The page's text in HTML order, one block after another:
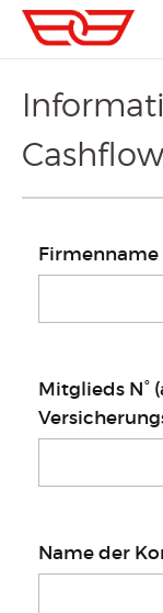
Mitglieder
Firmenname
Mitglieds N°
Name der